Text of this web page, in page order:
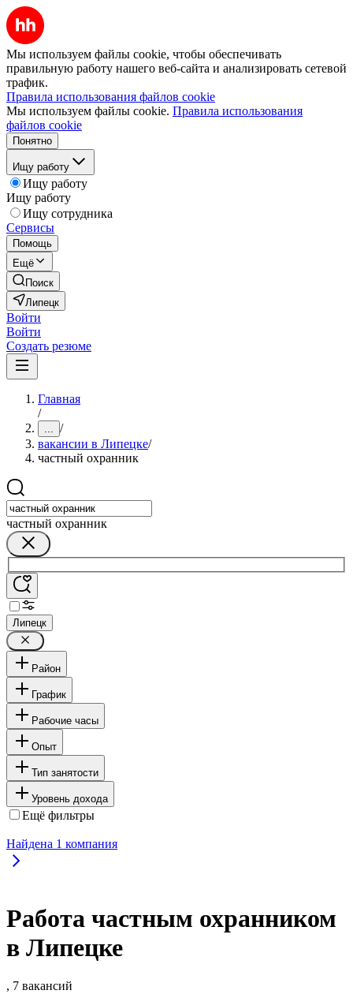
Мы используем файлы cookie, чтобы обеспечивать
правильную работу нашего веб-сайта и анализировать сетевой
трафик.
Правила использования файлов cookie
Мы используем файлы cookie. Правила использования
файлов cookie
Понятно
Ищу работу
Ищу работу
Ищу работу
Ищу сотрудника
Сервисы
Помощь
Ещё
Поиск
Липецк
Войти
Войти
Создать резюме
Главная
/
... /
вакансии в Липецке/
частный охранник
частный охранник
Липецк
Район
График
Рабочие часы
Опыт
Тип занятости
Уровень дохода
Ещё фильтры
Найдена 1 компания
Работа частным охранником
в Липецке
, 7 вакансий